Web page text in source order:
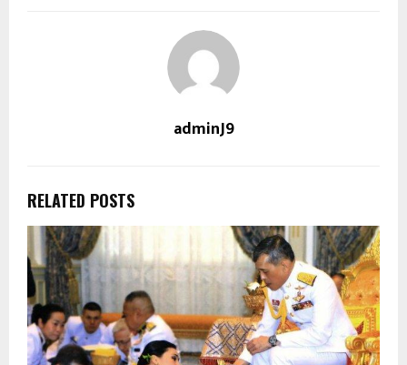
adminJ9
RELATED POSTS